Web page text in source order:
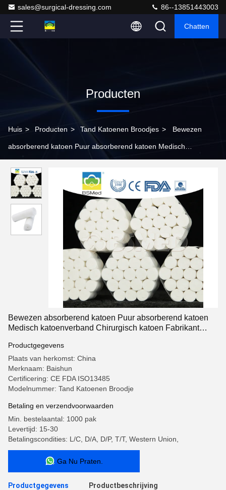
sales@surgical-dressing.com 86--13851443003
Chatten
Producten
Huis > Producten > Tand Katoenen Broodjes > Bewezen
absorberend katoen Puur absorberend katoen Medisch
100% Puur Katoen Tandheelkundig katoen Medisch gebruik
10*38mm Katoenen rol Voor tandarts
Bewezen absorberend katoen Puur absorberend katoen
Medisch katoenverband Chirurgisch katoen Fabrikant
katoen Medisch gebruik 10*38mm Katoenen rol Voor
tandarts
Productgegevens
Plaats van herkomst: China
Merknaam: Baishun
Certificering: CE FDA ISO13485
Modelnummer: Tand Katoenen Broodje
Betaling en verzendvoorwaarden
Min. bestelaantal: 1000 pak
Levertijd: 15-30
Betalingscondities: L/C, D/A, D/P, T/T, Western Union,
Ga Nu Praten.
Productgegevens Productbeschrijving